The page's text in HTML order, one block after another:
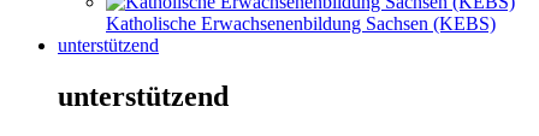
Katholische Erwachsenenbildung Sachsen (KEBS)
unterstützend
unterstützend